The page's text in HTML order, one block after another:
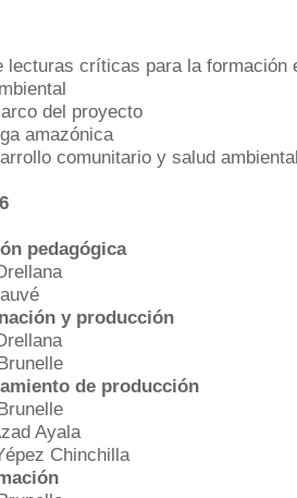
lecturas críticas para la formación
del proyecto
amazónica
comunitario y salud
pedagógica
y producción
de producción
Ayala
Chinchilla